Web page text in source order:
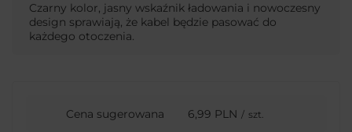
Czarny kolor, jasny wskaźnik ładowania i nowoczesny
design sprawiają, że kabel będzie pasować do
każdego otoczenia.
Cena sugerowana 6,99 PLN / szt.